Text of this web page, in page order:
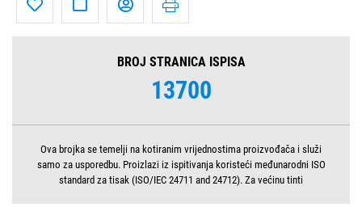
BROJ STRANICA ISPISA
13700
Ova brojka se temelji na kotiranim vrijednostima proizvođača i služi
samo za usporedbu. Proizlazi iz ispitivanja koristeći međunarodni ISO
standard za tisak (ISO/IEC 24711 and 24712). Za većinu tinti